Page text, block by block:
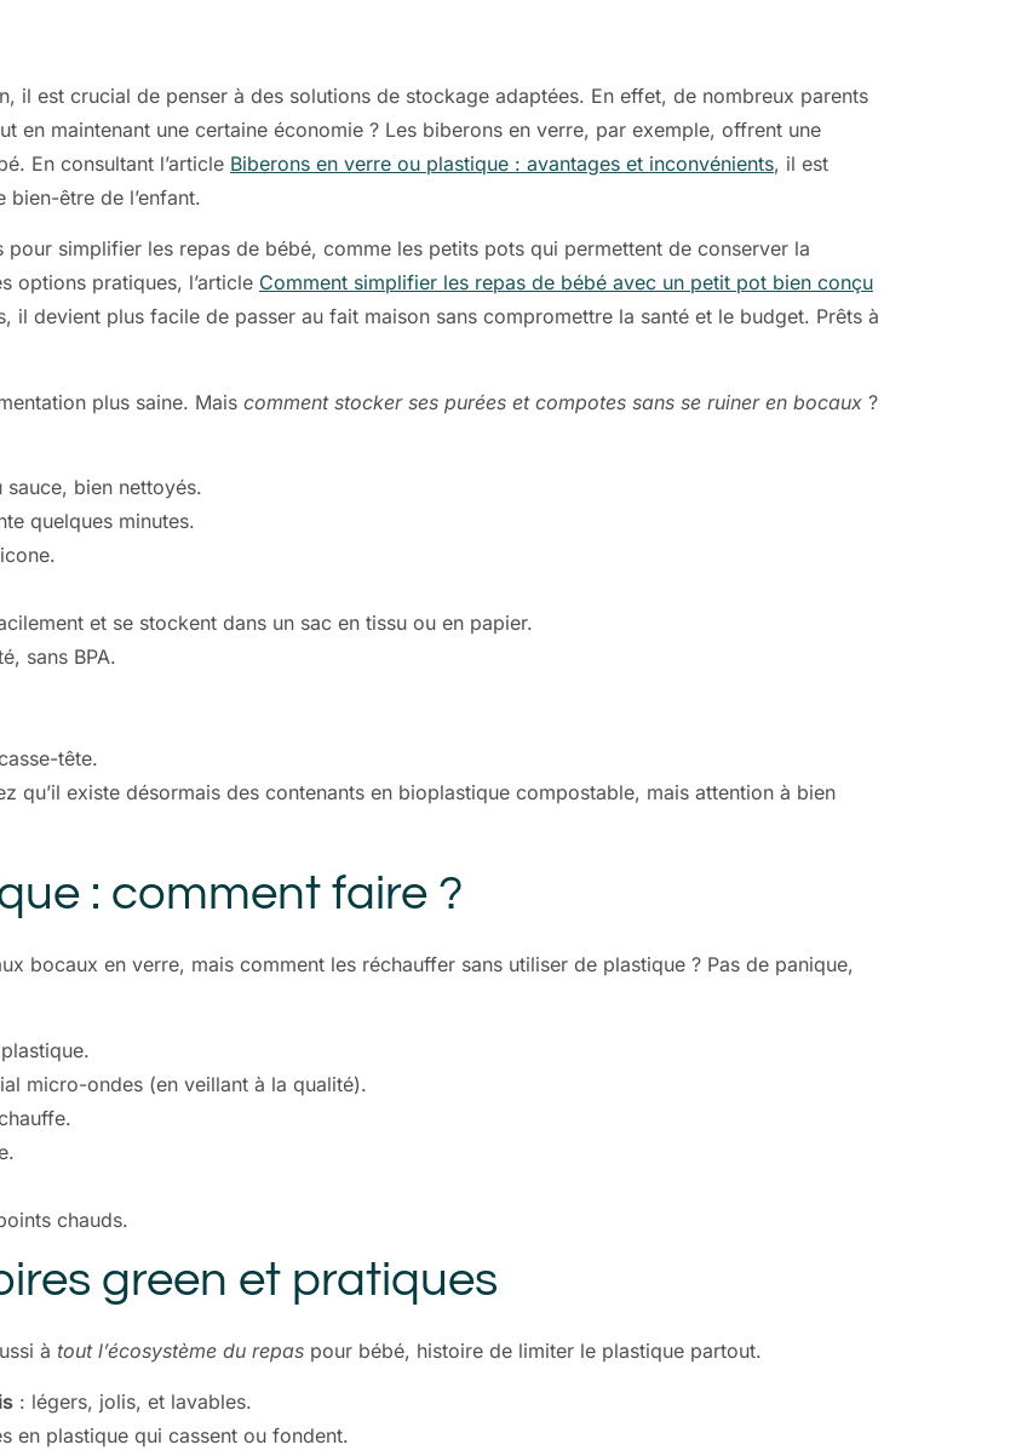
il est crucial de penser à des solutions de stockage adaptées. En effet, de nombreux parents
en maintenant une certaine économie ? Les biberons en verre, par exemple, offrent une
En consultant l’article Biberons en verre ou plastique : avantages et inconvénients, il est
être de l’enfant.
simplifier les repas de bébé, comme les petits pots qui permettent de conserver la
options pratiques, l’article Comment simplifier les repas de bébé avec un petit pot bien conçu
il devient plus facile de passer au fait maison sans compromettre la santé et le budget. Prêts à
plus saine. Mais comment stocker ses purées et compotes sans se ruiner en bocaux ?
bien nettoyés.
quelques minutes.
et se stockent dans un sac en tissu ou en papier.
sans BPA.
tête.
qu’il existe désormais des contenants en bioplastique compostable, mais attention à bien
: comment faire ?
bocaux en verre, mais comment les réchauffer sans utiliser de plastique ? Pas de panique,
micro-ondes (en veillant à la qualité).
chauds.
green et pratiques
à tout l’écosystème du repas pour bébé, histoire de limiter le plastique partout.
: légers, jolis, et lavables.
en plastique qui cassent ou fondent.